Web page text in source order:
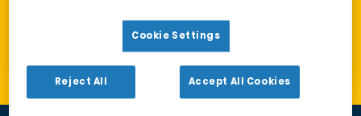
Toon alleen geopende loketten
Cookie Settings
Reject All Accept All Cookies